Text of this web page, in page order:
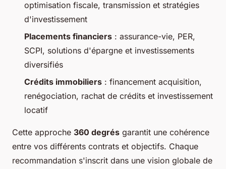
optimisation fiscale, transmission et stratégies
d'investissement
Placements financiers : assurance-vie, PER,
SCPI, solutions d'épargne et investissements
diversifiés
Crédits immobiliers : financement acquisition,
renégociation, rachat de crédits et investissement
locatif
Cette approche 360 degrés garantit une cohérence
entre vos différents contrats et objectifs. Chaque
recommandation s'inscrit dans une vision globale de